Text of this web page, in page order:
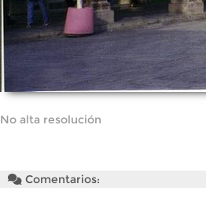
No alta resolución
Comentarios: